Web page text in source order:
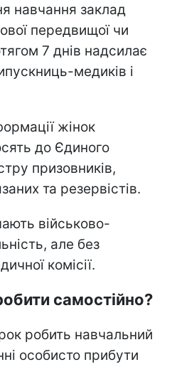
навчання заклад
передвищої чи
7 днів надсилає
медиків і
жінок
до Єдиного
призовників,
та резервістів.
військово-
але без
комісії.
самостійно?
робить навчальний
особисто прибути